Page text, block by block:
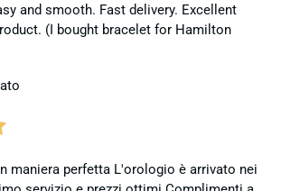
and smooth. Fast delivery. Excellent
(I bought bracelet for Hamilton
maniera perfetta L'orologio è arrivato nei